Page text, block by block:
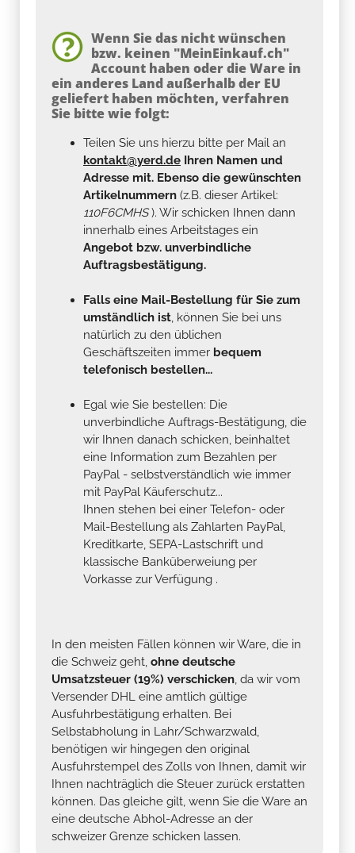
Wenn Sie das nicht wünschen
bzw. keinen "MeinEinkauf.ch"
Account haben oder die Ware in
ein anderes Land außerhalb der EU
geliefert haben möchten, verfahren
Sie bitte wie folgt:
Teilen Sie uns hierzu bitte per Mail an
kontakt@yerd.de Ihren Namen und
Adresse mit. Ebenso die gewünschten
Artikelnummern (z.B. dieser Artikel:
110F6CMHS). Wir schicken Ihnen dann
innerhalb eines Arbeitstages ein
Angebot bzw. unverbindliche
Auftragsbestätigung.
Falls eine Mail-Bestellung für Sie zum
umständlich ist, können Sie bei uns
natürlich zu den üblichen
Geschäftszeiten immer bequem
telefonisch bestellen...
Egal wie Sie bestellen: Die
unverbindliche Auftrags-Bestätigung, die
wir Ihnen danach schicken, beinhaltet
eine Information zum Bezahlen per
PayPal - selbstverständlich wie immer
mit PayPal Käuferschutz...
Ihnen stehen bei einer Telefon- oder
Mail-Bestellung als Zahlarten PayPal,
Kreditkarte, SEPA-Lastschrift und
klassische Banküberweiung per
Vorkasse zur Verfügung .
In den meisten Fällen können wir Ware, die in
die Schweiz geht, ohne deutsche
Umsatzsteuer (19%) verschicken, da wir vom
Versender DHL eine amtlich gültige
Ausfuhrbestätigung erhalten. Bei
Selbstabholung in Lahr/Schwarzwald,
benötigen wir hingegen den original
Ausfuhrstempel des Zolls von Ihnen, damit wir
Ihnen nachträglich die Steuer zurück erstatten
können. Das gleiche gilt, wenn Sie die Ware an
eine deutsche Abhol-Adresse an der
schweizer Grenze schicken lassen.